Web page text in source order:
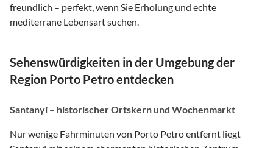
freundlich – perfekt, wenn Sie Erholung und echte
mediterrane Lebensart suchen.
Sehenswürdigkeiten in der Umgebung der
Region Porto Petro entdecken
Santanyí – historischer Ortskern und Wochenmarkt
Nur wenige Fahrminuten von Porto Petro entfernt liegt